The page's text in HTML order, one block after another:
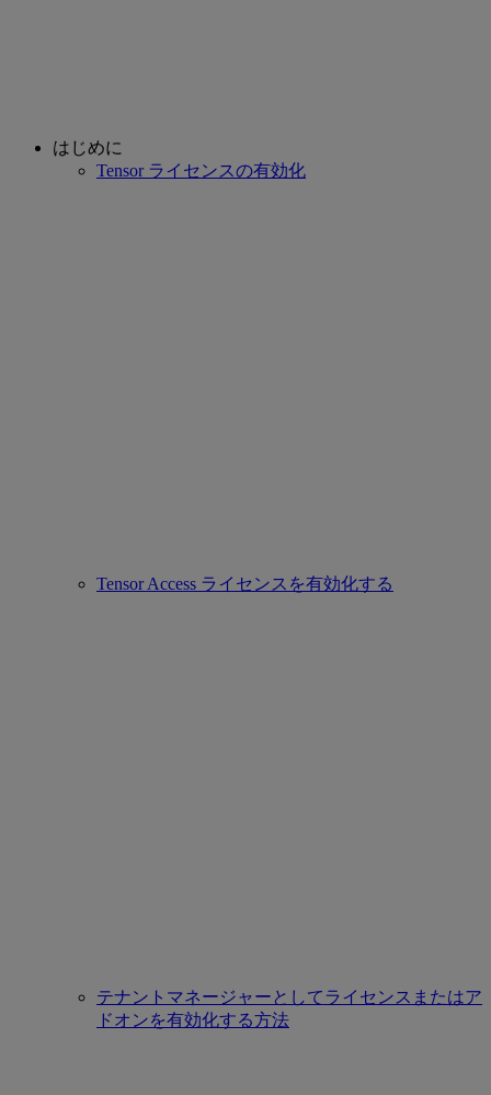
はじめに
Tensor ライセンスの有効化
Tensor Access ライセンスを有効化する
テナントマネージャーとしてライセンスまたはア
ドオンを有効化する方法